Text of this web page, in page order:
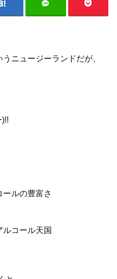
ニュージーランドだが、
ルの豊富さ
ルコール天国